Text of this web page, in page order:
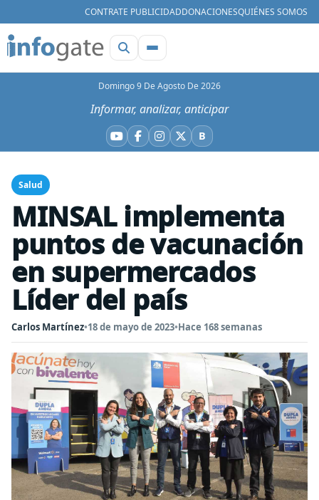
CONTRATE PUBLICIDADDONACIONESQUIÉNES SOMOS
Domingo 9 De Agosto De 2026
Informar, analizar, anticipar
YouTube
Facebook
Instagram
X BBluesky
Salud
MINSAL implementa
puntos de vacunación
en supermercados
Líder del país
Carlos Martínez•18 de mayo de 2023•Hace 168 semanas